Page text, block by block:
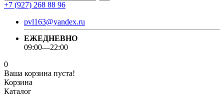
+7 (927) 268 88 96
pvl163@yandex.ru
ЕЖЕДНЕВНО
09:00—22:00
0
Ваша корзина пуста!
Корзина
Каталог